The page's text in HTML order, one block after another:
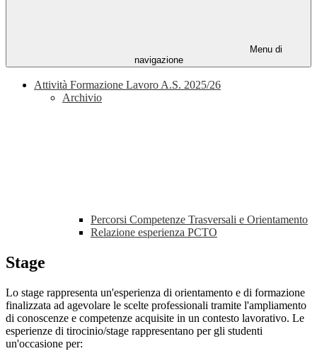
Menu di
navigazione
Attività Formazione Lavoro A.S. 2025/26
Archivio
Percorsi Competenze Trasversali e Orientamento
Relazione esperienza PCTO
Stage
Lo stage rappresenta un'esperienza di orientamento e di formazione
finalizzata ad agevolare le scelte professionali tramite l'ampliamento
di conoscenze e competenze acquisite in un contesto lavorativo. Le
esperienze di tirocinio/stage rappresentano per gli studenti
un'occasione per: